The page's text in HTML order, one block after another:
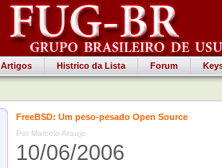
Artigos Histrico da Lista Forum
FreeBSD: Um peso-pesado Open Source
Por Marcelo Araujo
10/06/2006